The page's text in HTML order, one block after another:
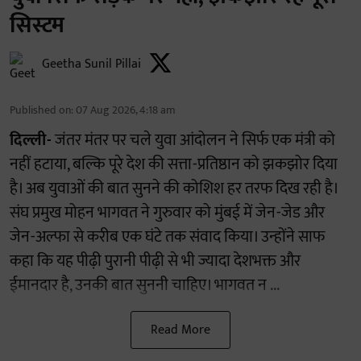
सिस्टम
Geetha Sunil Pillai
Published on: 07 Aug 2026, 4:18 am
दिल्ली-जंतर मंतर पर चले युवा आंदोलन ने सिर्फ एक मंत्री को
नहीं हटाया, बल्कि पूरे देश की सत्ता-प्रतिष्ठान को झकझोर दिया
है। अब युवाओं की बात सुनने की कोशिश हर तरफ दिख रही है।
संघ प्रमुख मोहन भागवत ने गुरुवार को मुंबई में जेन-जेड और
जेन-अल्फा से करीब एक घंटे तक संवाद किया। उन्होंने साफ
कहा कि यह पीढ़ी पुरानी पीढ़ी से भी ज्यादा देशभक्त और
ईमानदार है, उनकी बात सुननी चाहिए। भागवत न ...
Read More